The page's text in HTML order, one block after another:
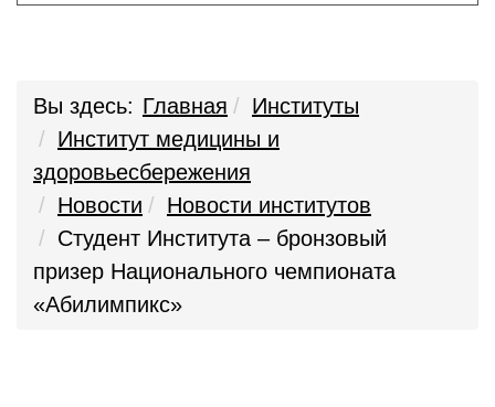
Вы здесь: Главная
Институты
Институт медицины и
здоровьесбережения
Новости
Новости институтов
Студент Института – бронзовый
призер Национального чемпионата
«Абилимпикс»